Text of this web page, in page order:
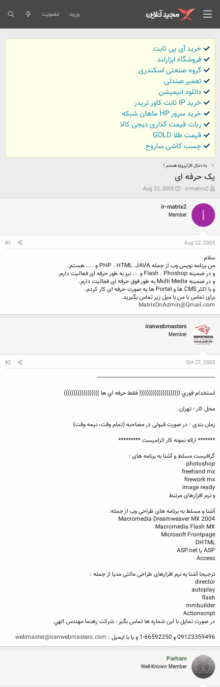
ورود عضویت
خرید آی پی ثابت
فروشگاه ابزارلند
گروه صنعتی اسکندری
تعمیر صندلی
داتلود انیمیشن
خرید IP ثابت کاور تریدر
خرید سرور HP ماهان شبکه
ربات قیمت گذاری دیجی کالا
قیمت طلا GOLD
چسب کاشی ساروج
به دنبال کار/پروژه هستم !
یک حرفه ای
ش
و
ن
ن
د
م
ض
و
ع
ir-matrix2
ت
ر
ی
خ
ر
Aug 22, 2005
I
ir-matrix2
Member
Aug 22, 2005
#1
سلام
من برنامه نویس وب از جمله PHP . HTML .JAVA و .... هستم.
و در ضمینه Flash . Phoshop و ... نیز به طور حرفه ای فعالیت دارم.
و در ضمینه Multi Media به طور فوق حرفه ای فعالیت دارم.
و با اکثر CMS ها و Portal ها به صورت حرفه ای کار کردم.
برای تماس با من با میل زیر تماس بگیرید.
MatrixOnAdmin@Gmail.com
iranwebmasters
Member
Oct 27, 2005
#2
--------------------------------------------------------------------------------
استخدام فوري ((((((((((((((((((((( فقط حرفه اي ها ))))))))))))))))))
محل كار : تهران
زمان بندی : در صورت قبولی در مصاحبه (تمام وقت، نیمه وقت)
******* ارائه نمونه کار الزامیست *********
گرافیست مسلط و آشنا به برنامه های :
photoshop
freehand mx
firework mx
image ready
و نرم افزارهای مرتبط
آشنا و مسلط به برنامه های طراحی وب از جمله:
Macromedia Dreamweaver MX 2004
Macromedia Flash MX
Microsoft Frontpage
DHTML
ASP یا ASP.net
Access
ترجیحا آشنا به نرم افزارهای طراحی مالتی مدیا از جمله :
director
autoplay
flash
mmbuilder
Actionscript
در صورت تمايل با اين شماره ها تماس بگير : شركت رهنما مهندس الهي
09123359496 و 66592250-1 و يا با ايميل :
webmaster@iranwebmasters.com
Parham
Well-Known Member